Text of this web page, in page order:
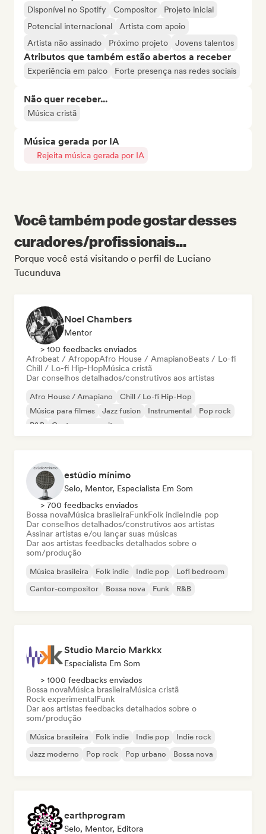
Disponível no Spotify Compositor
Projeto inicial
Potencial internacional
Artista com apoio
Artista não assinado
Próximo projeto Jovens talentos
Atributos que também estão abertos a receber
Experiência em palco Forte presença nas redes sociais
Não quer receber...
Música cristã
Música gerada por IA
Rejeita música gerada por IA
Você também pode gostar desses
curadores/profissionais...
Porque você está visitando o perfil de Luciano
Tucunduva
Noel Chambers
Mentor
> 100 feedbacks enviados
Afrobeat / AfropopAfro House / AmapianoBeats / Lo-fi
Chill / Lo-fi Hip-HopMúsica cristã
Dar conselhos detalhados/construtivos aos artistas
Afro House / Amapiano
Chill / Lo-fi Hip-Hop
Música para filmes
Jazz fusion Instrumental
Pop rock
R&B
Cantor-compositor
estúdio mínimo
Selo, Mentor, Especialista Em Som
> 700 feedbacks enviados
Bossa novaMúsica brasileiraFunkFolk indieIndie pop
Dar conselhos detalhados/construtivos aos artistas
Assinar artistas e/ou lançar suas músicas
Dar aos artistas feedbacks detalhados sobre o
som/produção
Música brasileira Folk indie Indie pop
Lofi bedroom
Cantor-compositor
Bossa nova Funk R&B
Studio Marcio Markkx
Especialista Em Som
> 1000 feedbacks enviados
Bossa novaMúsica brasileiraMúsica cristã
Rock experimentalFunk
Dar aos artistas feedbacks detalhados sobre o
som/produção
Música brasileira Folk indie Indie pop
Indie rock
Jazz moderno
Pop rock Pop urbano Bossa nova
earthprogram
Selo, Mentor, Editora